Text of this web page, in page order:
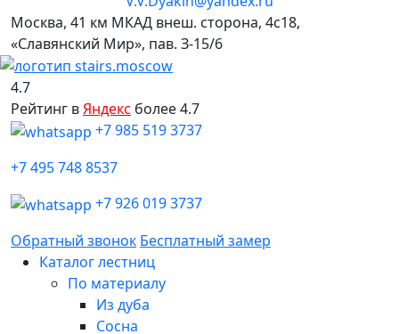
Москва, 41 км МКАД внеш. сторона, 4c18,
«Славянский Мир», пав. З-15/6
4.7
Рейтинг вЯндекс более 4.7
+7 985 519 3737
+7 495 748 8537
+7 926 019 3737
Обратный звонок Бесплатный замер
Каталог лестниц
По материалу
Из дуба
Сосна